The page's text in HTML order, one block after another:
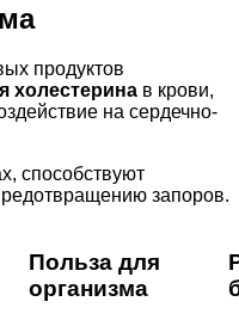
продуктов
холестерина в крови,
на сердечно-
способствуют
запоров.
Польза для
организма